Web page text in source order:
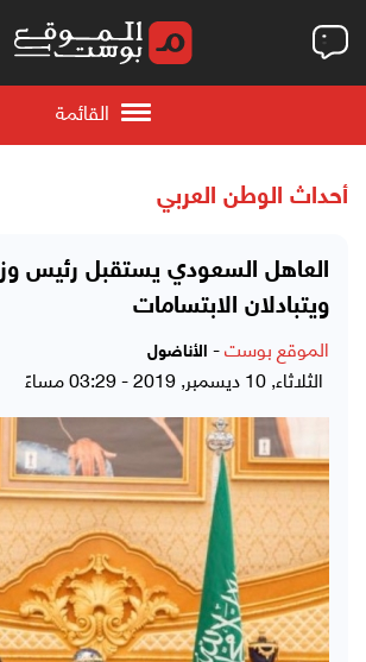
القائمة
أحداث الوطن العربي
العاهل السعودي يستقبل رئيس
ويتبادلان الابتسامات
الموقع بوست- الأناضول
الثلاثاء, 10 ديسمبر, 2019 - 03:29 مساءً